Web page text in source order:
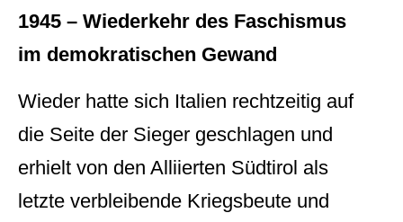
1945 – Wiederkehr des Faschismus
im demokratischen Gewand
Wieder hatte sich Italien rechtzeitig auf
die Seite der Sieger geschlagen und
erhielt von den Alliierten Südtirol als
letzte verbleibende Kriegsbeute und